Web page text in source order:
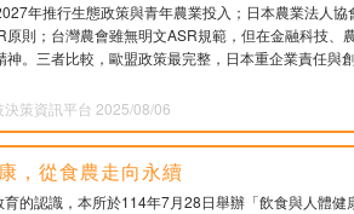
年推行生態政策與青年農業投入；日本農業法人
原則；台灣農會雖無明文ASR規範，但在金融科技、
神。三者比較，歐盟政策最完整，日本重企業責任與
策資訊平台 2025/08/06
，從食農走向永續
的認識，本所於114年7月28日舉辦「飲食與人體健